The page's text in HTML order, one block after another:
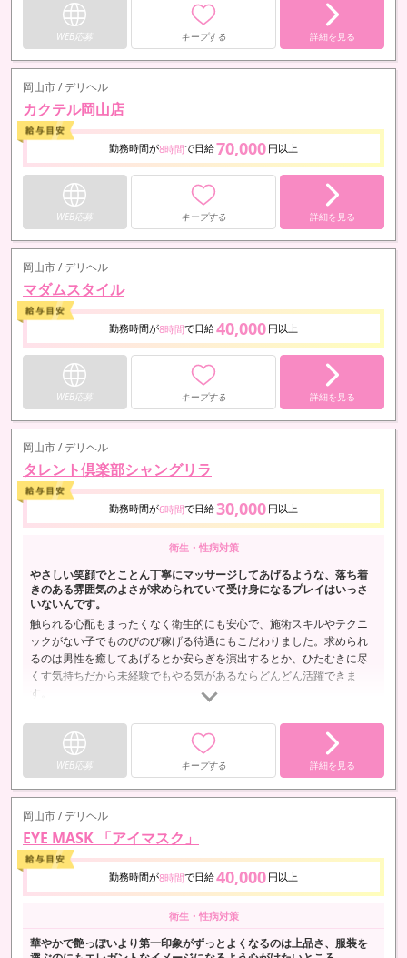
WEB応募 キープする 詳細を見る
岡山市 / デリヘル
カクテル岡山店
勤務時間が8時間で日給70,000 円以上
WEB応募 キープする 詳細を見る
岡山市 / デリヘル
マダムスタイル
勤務時間が8時間で日給40,000 円以上
WEB応募 キープする 詳細を見る
岡山市 / デリヘル
タレント倶楽部シャングリラ
勤務時間が6時間で日給30,000 円以上
衛生・性病対策
やさしい笑顔でとことん丁寧にマッサージしてあげるような、落ち着
きのある雰囲気のよさが求められていて受け身になるプレイはいっさ
いないんです。
触られる心配もまったくなく衛生的にも安心で、施術スキルやテクニ
ックがない子でものびのび稼げる待遇にもこだわりました。求められ
るのは男性を癒してあげるとか安らぎを演出するとか、ひたむきに尽
くす気持ちだから未経験でもやる気があるならどんどん活躍できま
す。
WEB応募 キープする 詳細を見る
岡山市 / デリヘル
EYE MASK 「アイマスク」
勤務時間が8時間で日給40,000 円以上
衛生・性病対策
華やかで艶っぽいより第一印象がずっとよくなるのは上品さ、服装を